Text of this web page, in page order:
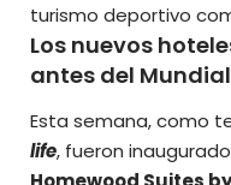
turismo deportivo
Los nuevos
antes del
Esta semana,como
life, fueron